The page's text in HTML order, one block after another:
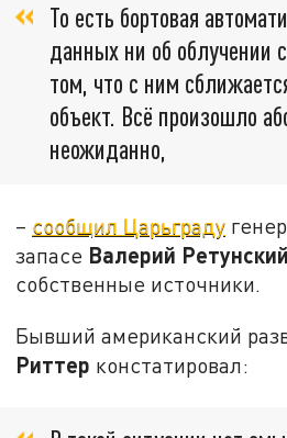
То есть бортовая
данных ни об облучении
том, что с ним
объект. Всё произошло
неожиданно,
– сообщил Царьграду
запасе Валерий Ретунский
собственные источники.
Бывший американский
Риттер констатировал: